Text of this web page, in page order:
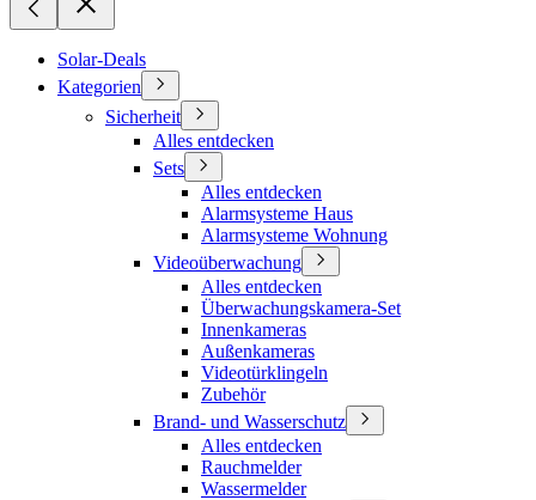
Solar-Deals
Kategorien
Sicherheit
Alles entdecken
Sets
Alles entdecken
Alarmsysteme Haus
Alarmsysteme Wohnung
Videoüberwachung
Alles entdecken
Überwachungskamera-Set
Innenkameras
Außenkameras
Videotürklingeln
Zubehör
Brand- und Wasserschutz
Alles entdecken
Rauchmelder
Wassermelder